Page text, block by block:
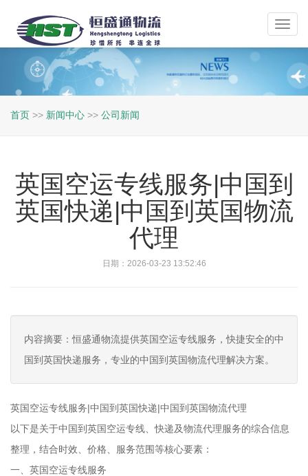
首页 >> 新闻中心 >> 公司新闻
英国空运专线服务|中国到
英国快递|中国到英国物流
代理
日期：2026-03-23 13:52:46
内容摘要：恒盛通物流提供英国空运专线服务，快捷安全的中
国到英国快递服务，专业的中国到英国物流代理解决方案。
英国空运专线服务|中国到英国快递|中国到英国物流代理
以下是关于中国到英国空运专线、快递及物流代理服务的综合信息
整理，结合时效、价格、服务范围等核心要素：
一、英国空运专线服务